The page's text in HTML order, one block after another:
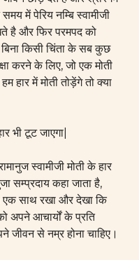
में पेरिय नम्बि स्वामीजी
है और फिर परमपद को
किसी चिंता के सब कुछ
करने के लिए, जो एक मोती
हार में मोती तोड़ेंगे तो क्या
भी टूट जाएगा|
स्वामीजी मोती के हार
सम्प्रदाय कहा जाता है,
एक साथ रखा और देखा कि
अपने आचार्यों के प्रति
जीवन से नम्र होना चाहिए।